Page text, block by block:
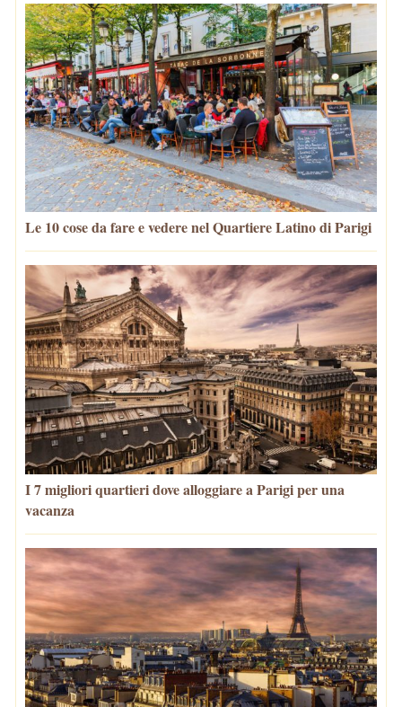
Le 10 cose da fare e vedere nel Quartiere Latino di Parigi
I 7 migliori quartieri dove alloggiare a Parigi per una
vacanza